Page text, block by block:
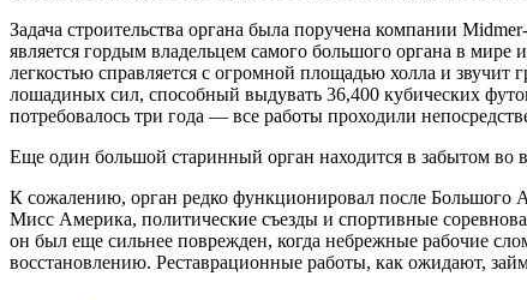
Задача строительства органа была поручена компании
является гордым владельцем самого большого органа в
легкостью справляется с огромной площадью холла и звучит
лошадиных сил, способный выдувать 36,400 кубических
потребовалось три года — все работы проходили
Еще один большой старинный орган находится в забытом во
К сожалению, орган редко функционировал после Большого
Мисс Америка, политические съезды и спортивные
он был еще сильнее поврежден, когда небрежные рабочие
восстановлению. Реставрационные работы, как ожидают,